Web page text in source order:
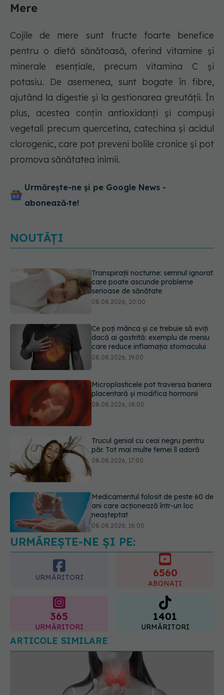
Mere
Cojile de mere sunt fructe foarte benefice
pentru o dietă sănătoasă, oferind vitamine și
minerale esențiale, precum vitamina C și
potasiu. De asemenea, sunt bogate în fibre,
ajutând la digestie și la gestionarea greutății. În
plus, acestea conțin antioxidanți și compuși
vegetali precum quercetina, catechina și acidul
clorogenic, care pot preveni bolile cronice și pot
promova sănătatea inimii.
Urmărește-ne și pe Google News -
abonează‑te!
NOUTĂȚI
Ce poți mânca și ce trebuie să eviți
dacă ai gastrită: exemplu de meniu
care reduce inflamația stomacului
08.08.2026, 19:00
Microplasticele pot traversa bariera
placentară și modifica hormonii
08.08.2026, 18:00
Trucul genial cu ceai negru pentru
păr. Tot mai multe femei îl adoră
08.08.2026, 17:00
Medicamentul folosit de peste 60 de
ani care acționează într-un loc
neașteptat
Transpirații nocturne: semnul ignorat
care poate ascunde probleme
serioase de sănătate
08.08.2026, 20:00
URMĂREȘTE-NE ȘI PE:
URMĂRITORI 6560
ABONAȚI
365
URMĂRITORI
1401
URMĂRITORI
ARTICOLE SIMILARE